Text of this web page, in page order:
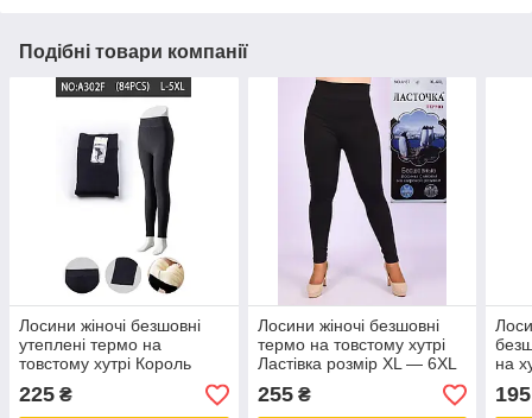
Подібні товари компанії
Лосини жіночі безшовні
утеплені термо на
товстому хутрі Король
розмір L-5XL (44-56)
225 ₴
Лосини жіночі безшовні
термо на товстому хутрі
Ластівка розмір XL — 6XL
(46-54) чорні
255₴
на
(46-
195